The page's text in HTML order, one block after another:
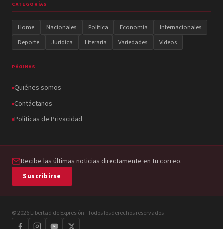
CATEGORÍAS
Home Nacionales Política Economía
Internacionales
Deporte
Jurídica Literaria Variedades Videos
PÁGINAS
Quiénes somos
Contáctanos
Políticas de Privacidad
Recibe las últimas noticias directamente en tu correo.
Suscribirse
© 2026 Libertad de Expresión · Todos los derechos reservados